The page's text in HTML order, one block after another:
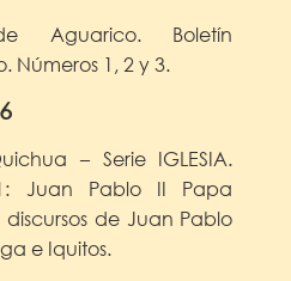
Aguarico. Boletín
Números 1, 2 y 3.
– Serie IGLESIA.
Juan Pablo II Papa
discursos de Juan Pablo
e Iquitos.